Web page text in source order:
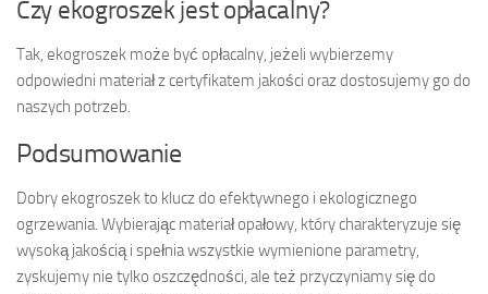
Czy ekogroszek jest opłacalny?
Tak, ekogroszek może być opłacalny, jeżeli wybierzemy
odpowiedni materiał z certyfikatem jakości oraz dostosujemy go do
naszych potrzeb.
Podsumowanie
Dobry ekogroszek to klucz do efektywnego i ekologicznego
ogrzewania. Wybierając materiał opałowy, który charakteryzuje się
wysoką jakością i spełnia wszystkie wymienione parametry,
zyskujemy nie tylko oszczędności, ale też przyczyniamy się do